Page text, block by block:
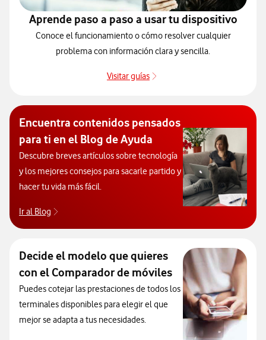
Aprende paso a paso a usar tu dispositivo
Conoce el funcionamiento o cómo resolver cualquier
problema con información clara y sencilla.
Visitar guías
Encuentra contenidos pensados
para ti en el Blog de Ayuda
Descubre breves artículos sobre tecnología
y los mejores consejos para sacarle partido y
hacer tu vida más fácil.
Ir al Blog
Decide el modelo que quieres
con el Comparador de móviles
Puedes cotejar las prestaciones de todos los
terminales disponibles para elegir el que
mejor se adapta a tus necesidades.